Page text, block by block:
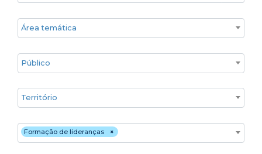
Áreas temáticas
Público
Territórios
Estratégia de atuação ×
Formação de lideranças